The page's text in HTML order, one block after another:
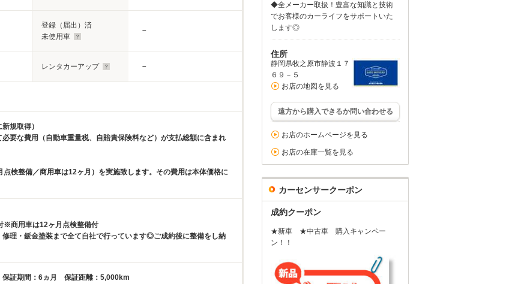
登録（届出）済
未使用車
－
レンタカーアップ －
規取得）
要な費用（自動車重量税、自賠責保険料など）が支払総額に含まれ
点検整備／商用車は12ヶ月）を実施致します。その費用は本体価格に
※商用車は12ヶ月点検整備付
修理・鈑金塗装まで全て自社で行っています◎ご成約後に整備をし納
証期間：6ヵ月 保証距離：5,000km
◆全メーカー取扱！豊富な知識と技術
でお客様のカーライフをサポートいた
します◎
住所
静岡県牧之原市静波１７
６９－５
お店の地図を見る
遠方から購入できるか問い合わせる
お店のホームページを見る
お店の在庫一覧を見る
カーセンサークーポン
成約クーポン
★新車 ★中古車 購入キャンペー
ン！！